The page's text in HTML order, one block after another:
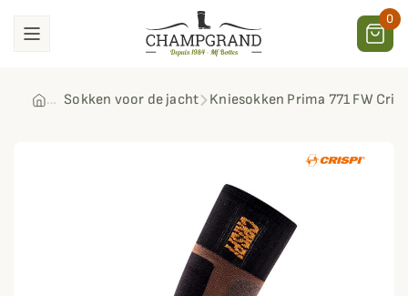
0
Sokken voor de jacht Kniesokken Prima 771 FW